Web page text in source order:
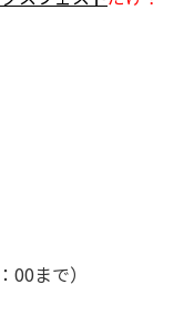
まで）